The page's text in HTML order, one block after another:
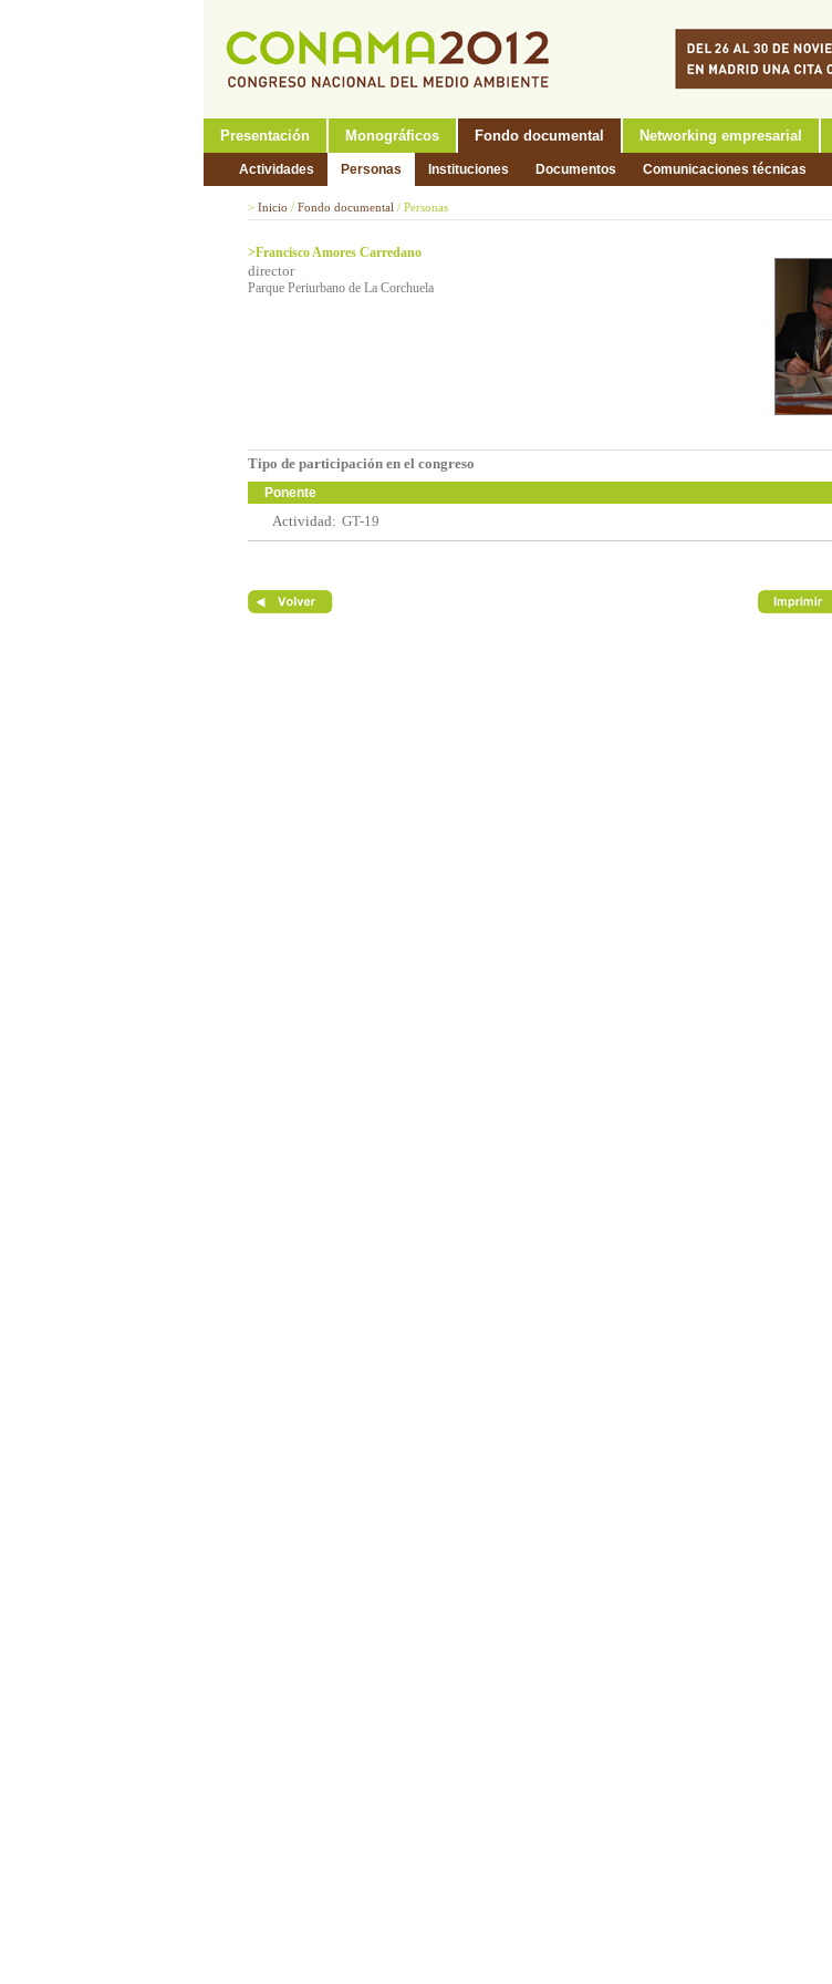
Presentación Monográficos Fondo documental Networking empresarial
Actividades Personas Instituciones Documentos Comunicaciones técnicas
> Inicio / Fondo documental / Personas
>Francisco Amores Carredano
director
Parque Periurbano de La Corchuela
Tipo de participación en el congreso
Ponente
Actividad: GT-19